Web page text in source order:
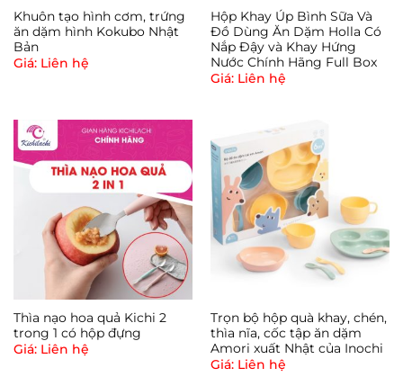
Khuôn tạo hình cơm, trứng
ăn dặm hình Kokubo Nhật
Bản
Giá: Liên hệ
Hộp Khay Úp Bình Sữa Và
Đồ Dùng Ăn Dặm Holla Có
Nắp Đậy và Khay Hứng
Nước Chính Hãng Full Box
Giá: Liên hệ
Thìa nạo hoa quả Kichi 2
trong 1 có hộp đựng
Giá: Liên hệ
Trọn bộ hộp quà khay, chén,
thìa nĩa, cốc tập ăn dặm
Amori xuất Nhật của Inochi
Giá: Liên hệ